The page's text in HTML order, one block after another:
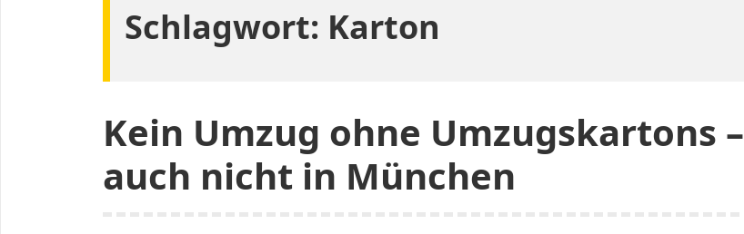
Schlagwort: Karton
Kein Umzug ohne Umzugskartons –
auch nicht in München